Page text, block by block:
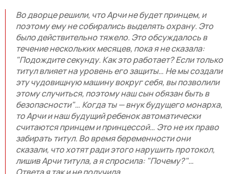
Во дворце решили, что Арчи не будет принцем, и
поэтому ему не собирались выделять охрану. Это
было действительно тяжело. Это обсуждалось в
течение нескольких месяцев, пока я не сказала:
"Подождите секунду. Как это работает? Если только
титул влияет на уровень его защиты… Не мы создали
эту чудовищную машину вокруг себя, вы позволили
этому случиться, поэтому наш сын обязан быть в
безопасности"… Когда ты — внук будущего монарха,
то Арчи и наш будущий ребенок автоматически
считаются принцем и принцессой… Это не их право
забирать титул. Во время беременности они
сказали, что хотят ради этого нарушить протокол,
лишив Арчи титула, а я спросила: "Почему?"…